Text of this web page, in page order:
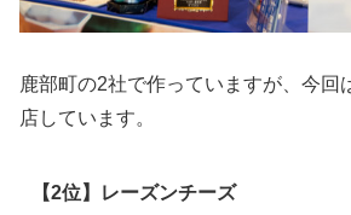
鹿部町の2社で作っていますが、今回
店しています。
【2位】レーズンチーズ